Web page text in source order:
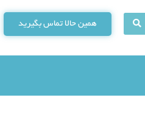
همین حالا تماس بگیرید